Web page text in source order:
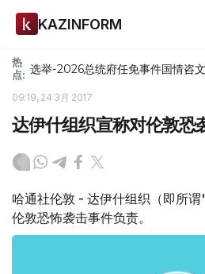
KAZINFORM
热
点: 选举-2026总统府任免事件国情咨文
09:19, 24 3月 2017
达伊什组织宣称对伦敦恐
哈通社伦敦 - 达伊什组织（即所
伦敦恐怖袭击事件负责。